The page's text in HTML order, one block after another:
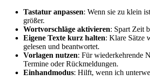
Tastatur anpassen: Wenn sie zu klein
größer.
Wortvorschläge aktivieren: Spart Zeit
Eigene Texte kurz halten: Klare Sätze
gelesen und beantwortet.
Vorlagen nutzen: Für wiederkehrende
Termine oder Rückmeldungen.
Einhandmodus: Hilft, wenn ich